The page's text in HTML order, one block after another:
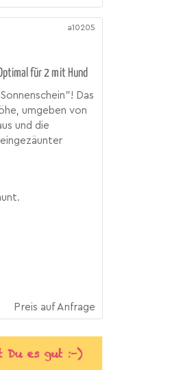
a10205
für 2 mit Hund
Das
umgeben von
und die
Preis auf Anfrage